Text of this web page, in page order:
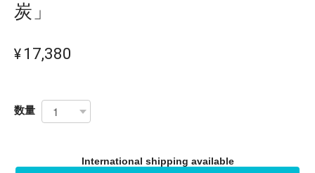
炭」
¥17,380
数量
International shipping available